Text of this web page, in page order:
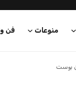
منوعات فن